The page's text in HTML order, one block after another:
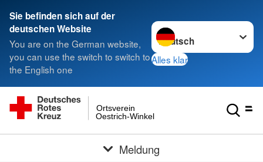
Sie befinden sich auf der
deutschen Website
You are on the German website,
you can use the switch to switch to
the English one
Sprache wechseln zu
Alles klar
Oestrich-Winkel
Ortsverein
Meldung